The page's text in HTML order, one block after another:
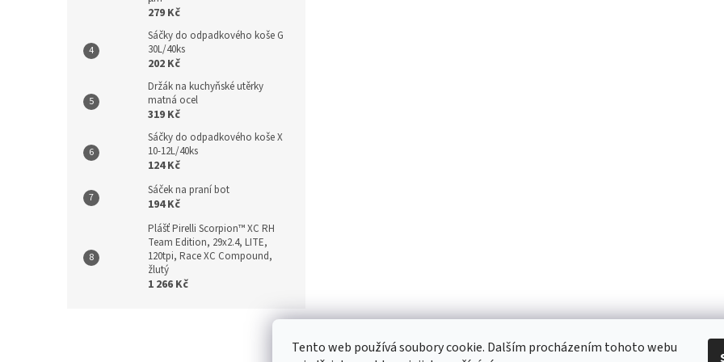
Tento web používá soubory cookie. Dalším procházením tohoto webu
279 Kč
Sáčky do odpadkového koše G
30L/40ks
202 Kč
Držák na kuchyňské utěrky
matná ocel
319 Kč
Sáčky do odpadkového koše X
10-12L/40ks
124 Kč
Sáček na praní bot
194 Kč
Plášť Pirelli Scorpion™ XC RH
Team Edition, 29x2.4, LITE,
120tpi, Race XC Compound,
žlutý
1 266 Kč
Kontakt / Obchodní podmínky / Ochrana osobních údajů / Reklamace / Výměna,